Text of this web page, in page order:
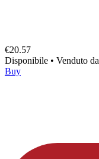
€20.57
Disponibile • Venduto da
Buy